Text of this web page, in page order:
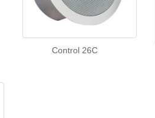
Control 26C